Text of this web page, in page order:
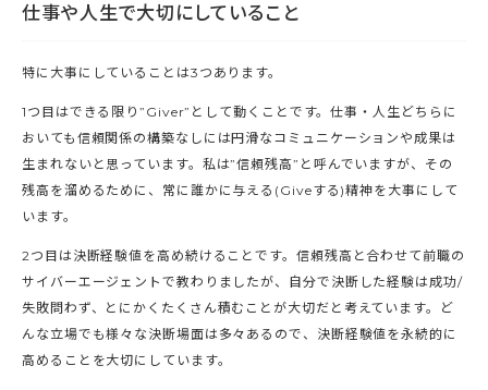
仕事や人生で大切にしていること
特に大事にしていることは3つあります。
1つ目はできる限り”Giver”として動くことです。仕事・人生どちらに
おいても信頼関係の構築なしには円滑なコミュニケーションや成果は
生まれないと思っています。私は”信頼残高”と呼んでいますが、その
残高を溜めるために、常に誰かに与える(Giveする)精神を大事にして
います。
2つ目は決断経験値を高め続けることです。信頼残高と合わせて前職の
サイバーエージェントで教わりましたが、自分で決断した経験は成功/
失敗問わず、とにかくたくさん積むことが大切だと考えています。ど
んな立場でも様々な決断場面は多々あるので、決断経験値を永続的に
高めることを大切にしています。